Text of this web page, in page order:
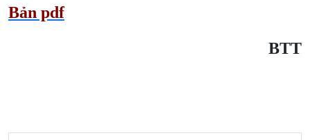
Bản pdf
BTT